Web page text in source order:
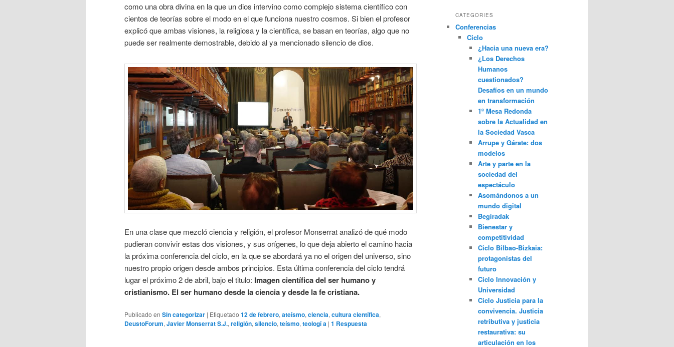
como una obra divina en la que un dios intervino como complejo sistema científico con
cientos de teorías sobre el modo en el que funciona nuestro cosmos. Si bien el profesor
explicó que ambas visiones, la religiosa y la científica, se basan en teorías, algo que no
puede ser realmente demostrable, debido al ya mencionado silencio de dios.
En una clase que mezcló ciencia y religión, el profesor Monserrat analizó de qué modo
pudieran convivir estas dos visiones, y sus orígenes, lo que deja abierto el camino hacia
la próxima conferencia del ciclo, en la que se abordará ya no el origen del universo, sino
nuestro propio origen desde ambos principios. Esta última conferencia del ciclo tendrá
lugar el próximo 2 de abril, bajo el titulo: Imagen científica del ser humano y
cristianismo. El ser humano desde la ciencia y desde la fe cristiana.
Publicado en Sin categorizar | Etiquetado 12 de febrero, ateísmo, ciencia, cultura científica,
DeustoForum, Javier Monserrat S.J., religión, silencio, teísmo, teologí a | 1 Respuesta
CATEGORIES
Conferencias
Ciclo
¿Hacia una nueva era?
¿Los Derechos
Humanos
cuestionados?
Desafíos en un mundo
en transformación
1º Mesa Redonda
sobre la Actualidad en
la Sociedad Vasca
Arrupe y Gárate: dos
modelos
Arte y parte en la
sociedad del
espectáculo
Asomándonos a un
mundo digital
Begiradak
Bienestar y
competitividad
Ciclo Bilbao-Bizkaia:
protagonistas del
futuro
Ciclo Innovación y
Universidad
Ciclo Justicia para la
convivencia. Justicia
retributiva y justicia
restaurativa: su
articulación en los